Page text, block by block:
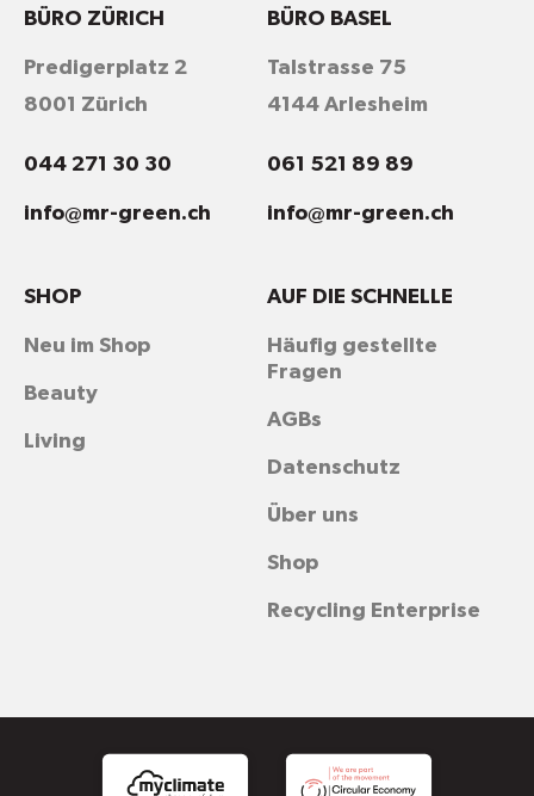
BÜRO ZÜRICH
Predigerplatz 2
8001 Zürich
044 271 30 30
info@mr-green.ch
BÜRO BASEL
Talstrasse 75
4144 Arlesheim
061 521 89 89
info@mr-green.ch
AUF DIE SCHNELLE
Häufig gestellte
Fragen
AGBs
Datenschutz
Über uns
Shop
Recycling Enterprise
SHOP
Neu im Shop
Beauty
Living